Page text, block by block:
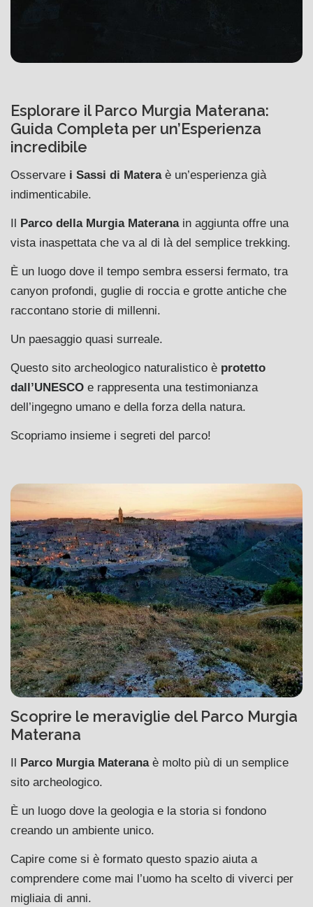
Esplorare il Parco Murgia Materana:
Guida Completa per un’Esperienza
incredibile
Osservare i Sassi di Materaè un’esperienza già
indimenticabile.
Il Parco della Murgia Materanain aggiunta offre una
vista inaspettata che va al di là del semplice trekking.
È un luogo dove il tempo sembra essersi fermato, tra
canyon profondi, guglie di roccia e grotte antiche che
raccontano storie di millenni.
Un paesaggio quasi surreale.
Questo sito archeologico naturalistico è protetto
dall’UNESCO e rappresenta una testimonianza
dell’ingegno umano e della forza della natura.
Scopriamo insieme i segreti del parco!
Scoprire le meraviglie del Parco Murgia
Materana
Il Parco Murgia Materanaè molto più di un semplice
sito archeologico.
È un luogo dove la geologia e la storia si fondono
creando un ambiente unico.
Capire come si è formato questo spazio aiuta a
comprendere come mai l’uomo ha scelto di viverci per
migliaia di anni.